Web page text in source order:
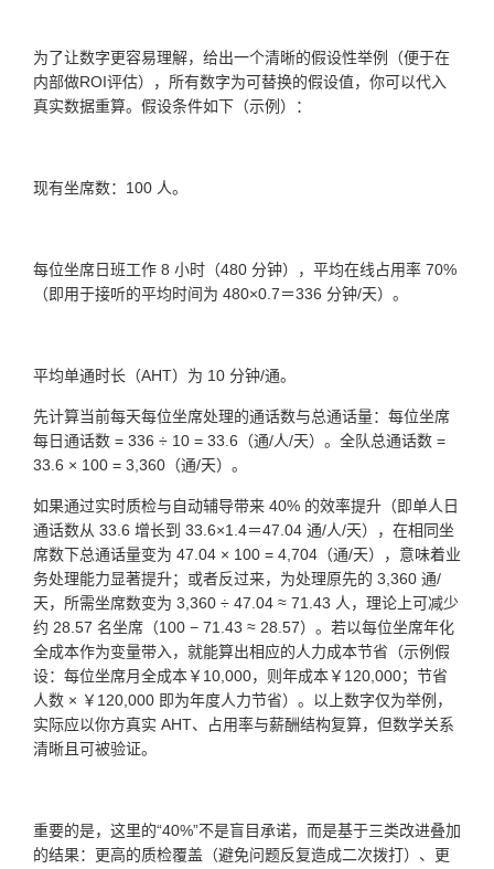
为了让数字更容易理解，给出一个清晰的假设性举例（便于在
内部做ROI评估），所有数字为可替换的假设值，你可以代入
真实数据重算。假设条件如下（示例）：
现有坐席数：100 人。
每位坐席日班工作 8 小时（480 分钟），平均在线占用率 70%
（即用于接听的平均时间为 480×0.7＝336 分钟/天）。
平均单通时长（AHT）为 10 分钟/通。
先计算当前每天每位坐席处理的通话数与总通话量：每位坐席
每日通话数 = 336 ÷ 10 = 33.6（通/人/天）。全队总通话数 =
33.6 × 100 = 3,360（通/天）。
如果通过实时质检与自动辅导带来 40% 的效率提升（即单人日
通话数从 33.6 增长到 33.6×1.4＝47.04 通/人/天），在相同坐
席数下总通话量变为 47.04 × 100 = 4,704（通/天），意味着业
务处理能力显著提升；或者反过来，为处理原先的 3,360 通/
天，所需坐席数变为 3,360 ÷ 47.04 ≈ 71.43 人，理论上可减少
约 28.57 名坐席（100 − 71.43 ≈ 28.57）。若以每位坐席年化
全成本作为变量带入，就能算出相应的人力成本节省（示例假
设：每位坐席月全成本￥10,000，则年成本￥120,000；节省
人数 × ￥120,000 即为年度人力节省）。以上数字仅为举例，
实际应以你方真实 AHT、占用率与薪酬结构复算，但数学关系
清晰且可被验证。
重要的是，这里的“40%”不是盲目承诺，而是基于三类改进叠加
的结果：更高的质检覆盖（避免问题反复造成二次拨打）、更